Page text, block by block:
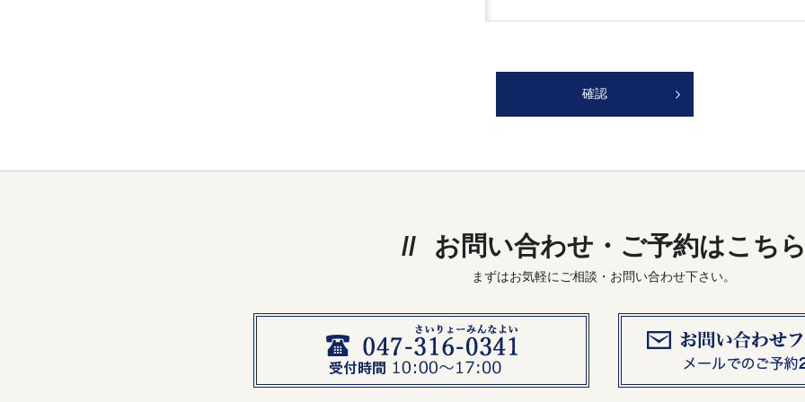
お問い合わせ・ご予約はこち
まずはお気軽にご相談・お問い合わせ下さい。